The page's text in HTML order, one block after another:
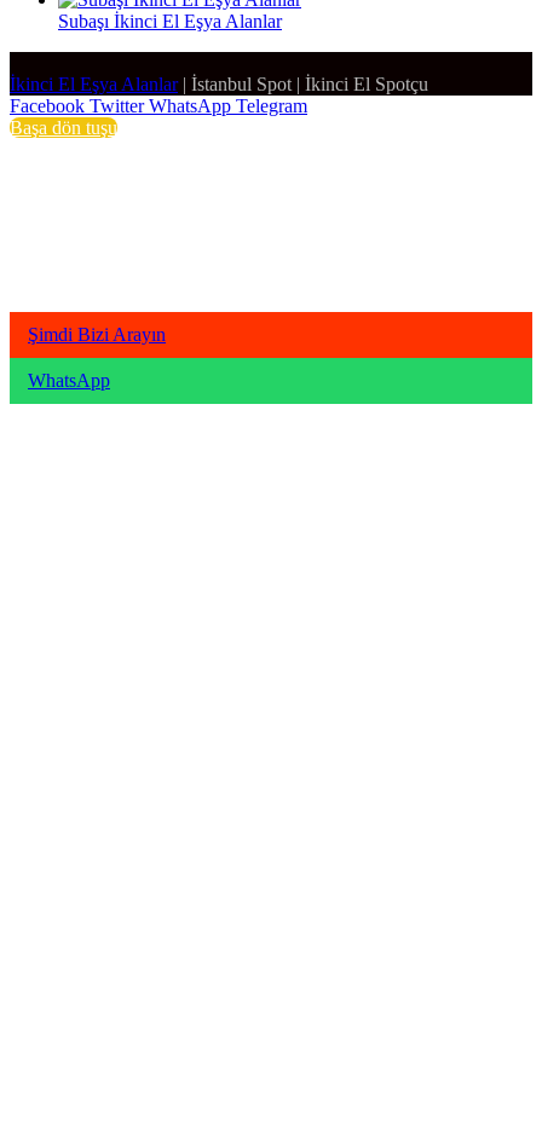
Subaşı İkinci El Eşya Alanlar
İkinci El Eşya Alanlar İstanbul Spot İkinci El Spotçu
Facebook Twitter WhatsApp Telegram
Başa dön tuşu
Şimdi Bizi Arayın
WhatsApp